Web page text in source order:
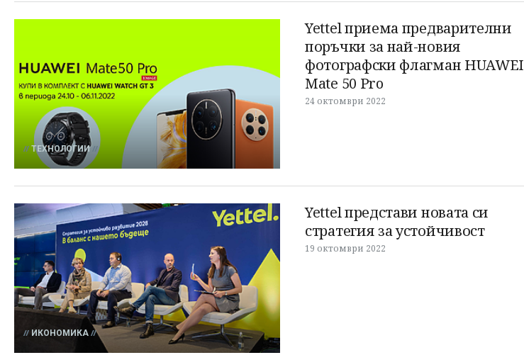
ТЕХНОЛОГИИ
Yettel приема предварителни
поръчки за най-новия
фотографски флагман HUAWEI
Mate 50 Pro
24 октомври 2022
ИКОНОМИКА
Yettel представи новата си
стратегия за устойчивост
19 октомври 2022